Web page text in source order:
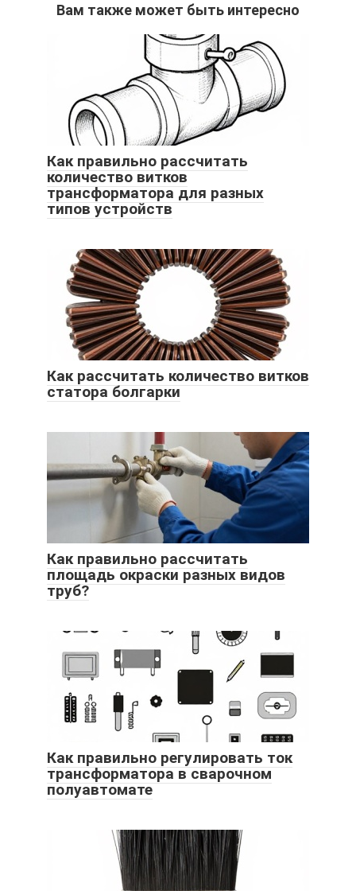
Вам также может быть интересно
Как правильно рассчитать
количество витков
трансформатора для разных
типов устройств
Как рассчитать количество витков
статора болгарки
Как правильно рассчитать
площадь окраски разных видов
труб?
Как правильно регулировать ток
трансформатора в сварочном
полуавтомате